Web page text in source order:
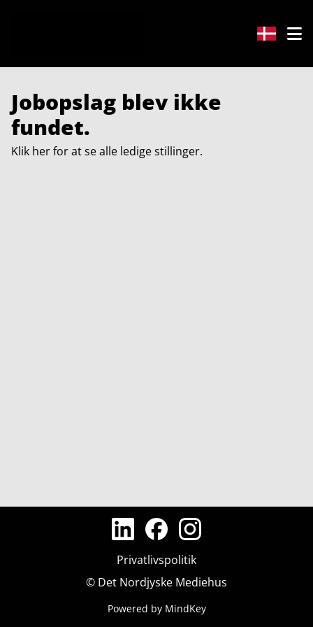
Jobopslag blev ikke
fundet.
Klik her for at se alle ledige stillinger.
Privatlivspolitik
© Det Nordjyske Mediehus
Powered by MindKey